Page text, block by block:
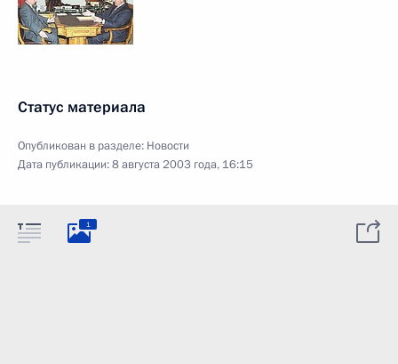
Статус материала
Опубликован в разделе: Новости
Дата публикации:8 августа 2003 года, 16:15
1